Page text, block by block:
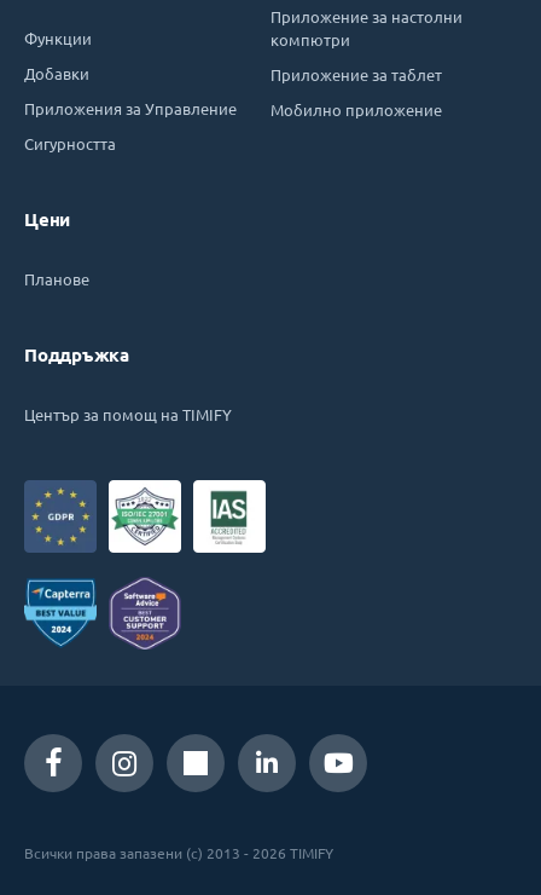
Функции
Добавки
Приложения за Управление
Сигурността
Цени
Планове
Поддръжка
Център за помощ на TIMIFY
Приложение за настолни
компютри
Приложение за таблет
Мобилно приложение
Всички права запазени (c) 2013 - 2026 TIMIFY